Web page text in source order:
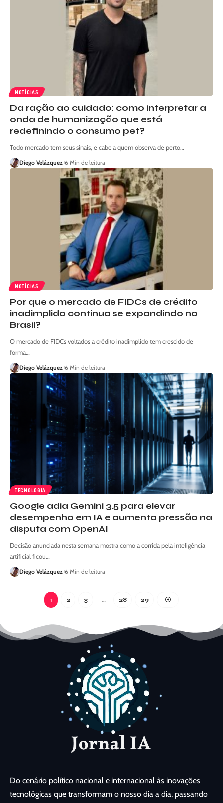
NOTÍCIAS
Da ração ao cuidado: como interpretar a
onda de humanização que está
redefinindo o consumo pet?
Todo mercado tem seus sinais, e cabe a quem observa de perto…
Diego Velázquez 6 Min de leitura
NOTÍCIAS
Por que o mercado de FIDCs de crédito
inadimplido continua se expandindo no
Brasil?
O mercado de FIDCs voltados a crédito inadimplido tem crescido de
forma…
Diego Velázquez 6 Min de leitura
TECNOLOGIA
Google adia Gemini 3.5 para elevar
desempenho em IA e aumenta pressão na
disputa com OpenAI
Decisão anunciada nesta semana mostra como a corrida pela inteligência
artificial ficou…
Diego Velázquez 6 Min de leitura
1 2 3 … 28 29
Do cenário político nacional e internacional às inovações
tecnológicas que transformam o nosso dia a dia, passando